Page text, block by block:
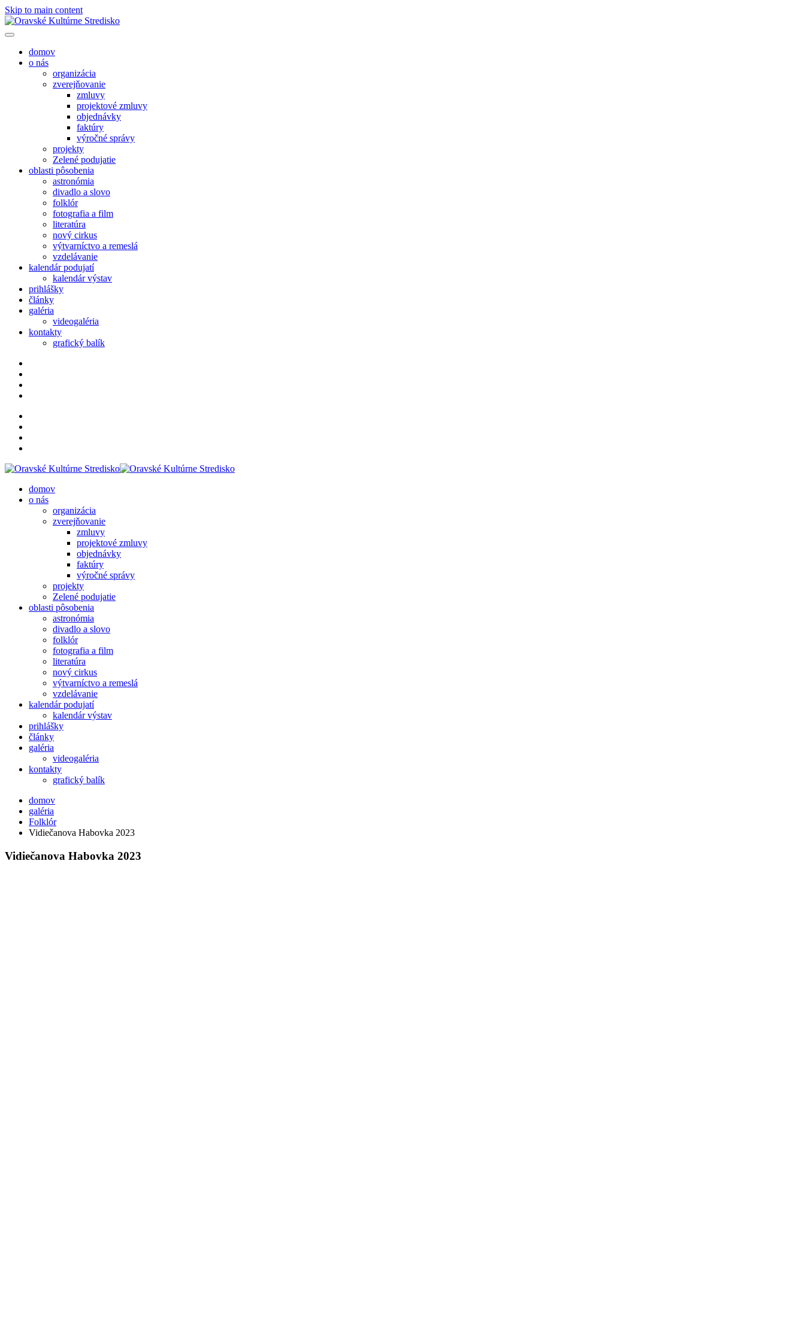
Skip to main content
domov
o nás
organizácia
zverejňovanie
zmluvy
projektové zmluvy
objednávky
faktúry
výročné správy
projekty
Zelené podujatie
oblasti pôsobenia
astronómia
divadlo a slovo
folklór
fotografia a film
literatúra
nový cirkus
výtvarníctvo a remeslá
vzdelávanie
kalendár podujatí
kalendár výstav
prihlášky
články
galéria
videogaléria
kontakty
grafický balík
domov
o nás
organizácia
zverejňovanie
zmluvy
projektové zmluvy
objednávky
faktúry
výročné správy
projekty
Zelené podujatie
oblasti pôsobenia
astronómia
divadlo a slovo
folklór
fotografia a film
literatúra
nový cirkus
výtvarníctvo a remeslá
vzdelávanie
kalendár podujatí
kalendár výstav
prihlášky
články
galéria
videogaléria
kontakty
grafický balík
domov
galéria
Folklór
Vidiečanova Habovka 2023
Vidiečanova Habovka 2023